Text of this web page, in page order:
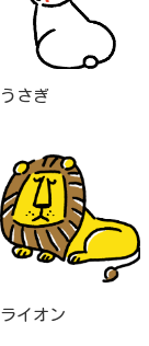
うさぎ
ライオン